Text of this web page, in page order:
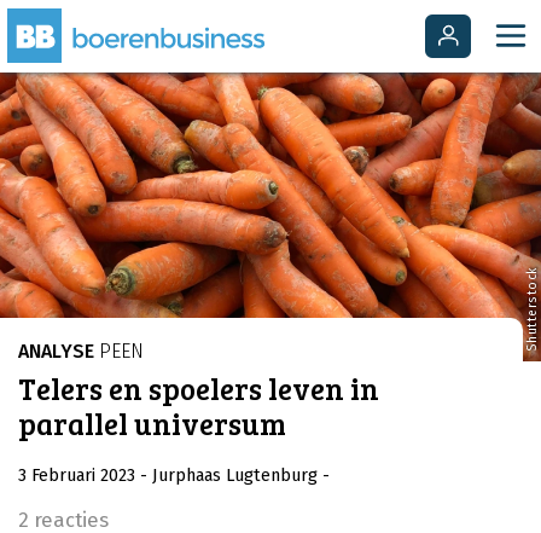
Shutterstock
ANALYSE PEEN
Telers en spoelers leven in
parallel universum
3 Februari 2023 - Jurphaas Lugtenburg -
2 reacties